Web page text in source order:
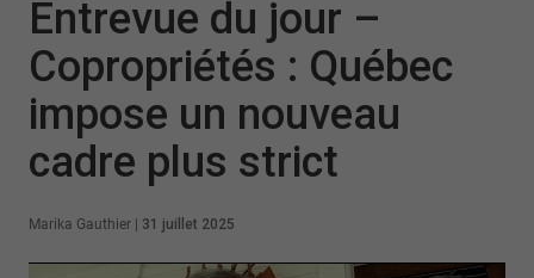
Entrevue du jour –
Copropriétés : Québec
impose un nouveau
cadre plus strict
Marika Gauthier 31 juillet 2025